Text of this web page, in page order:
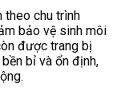
theo chu trình
bảo vệ sinh môi
được trang bị
bỉ và ổn định,